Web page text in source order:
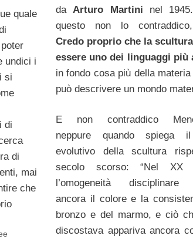
daArturo Martini nel
questo non lo
Credo proprio che la
essere uno dei linguaggi più
in fondo cosa più della
può descrivere un mondo
E non contraddico
neppure quando spiega
evolutivo della scultura
secolo scorso: “Nel XX
l’omogeneità disciplinare
ancora il colore e la
bronzo e del marmo, e ciò
discostava appariva ancora
quale
undici i
si
di
di
mai
che